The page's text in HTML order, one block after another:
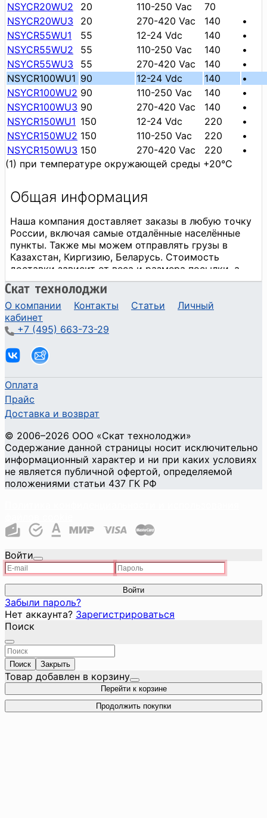
NSYCR20WU2
20 110-250 Vac
70
NSYCR20WU3
20 270-420 Vac 140
•
NSYCR55WU1
55 12-24 Vdc 140
•
NSYCR55WU2
55 110-250 Vac 140
•
NSYCR55WU3
55 270-420 Vac 140
•
NSYCR100WU1 90 12-24 Vdc 140
•
NSYCR100WU2 90 110-250 Vac 140
•
NSYCR100WU3 90 270-420 Vac 140
•
NSYCR150WU1 150 12-24 Vdc 220
•
NSYCR150WU2 150 110-250 Vac 220
•
NSYCR150WU3 150 270-420 Vac 220
•
(1) при температуре окружающей среды +20°С
О компании Контакты Статьи
Личный
кабинет
+7 (495) 663-73-29
Оплата
Прайс
Доставка и возврат
© 2006–2026 ООО «Скат технолоджи»
Содержание данной страницы носит исключительно
информационный характер и ни при каких условиях
не является публичной офертой, определяемой
положениями статьи 437 ГК РФ
Войти
Войти
Забыли пароль?
Нет аккаунта? Зарегистрироваться
Поиск
Поиск Закрыть
Товар добавлен в корзину
Перейти к корзине
Продолжить покупки